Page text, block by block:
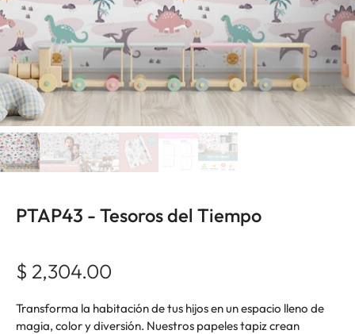
PTAP43 - Tesoros del Tiempo
$ 2,304.00
Transforma la habitación de tus hijos en un espacio lleno de
magia, color y diversión. Nuestros papeles tapiz crean